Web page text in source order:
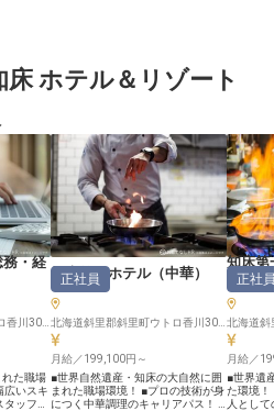
絶品料理
きを提供
26日時
支える、おもてなしの舞台裏】 お
客様に最高の時間を提供するため、
非常に重要な役割です。清潔で美し
い食器は、お料理の魅力を最大限に
引き出し、お客様の心に残るひとと
きを演出します。あなたの丁寧な仕
事が、お客様の笑顔とホテルの信頼
に直結する、やりがいのあるお仕事
です。私たちと共に、質の高いおも
てなしを追求しませんか。 ーー
【安定した環境で、あなたのキャリ
アを育む】 当ホテルでは、従業員
一人ひとりが安心して長く働ける環
境づくりに力を入れています。月9
日の休日や充実した休暇制度に加
え、制服貸与や従業員食堂完備な
ど、日々の業務をサポートする福利
厚生も充実。今回は宴会場の食器洗
浄・管理責任者として、チームをま
とめ、業務を円滑に進める重要なポ
ジションです。これまでの経験を活
かし、マネジメントスキルを磨きな
がら、ホテル運営の一翼を担うやり
をお届け
日本の伝
切にしな
り入れた
てなしの
様の笑顔
ある環境です。 ー
造性を活
調理チー
理まで幅
時台から
など、シ
整えて
する「
してのス
ネジメン
です。北
人とし
存分に発
館ならで
で、お客
重要な
ホテル＆リゾート
務・経
た職場
広いスキ
ッフと
知床第一ホテル（中華）
正社員
月給／199,100円～
■世界自然遺産・知床の大自然に囲
まれた職場環境！ ■プロの技術が身
につく中華調理のキャリアパス！ ■
知床第
（洋食
正社員
月給／
■世界遺
た環境！
人とし